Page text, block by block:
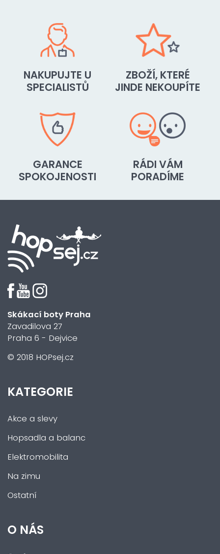
NAKUPUJTE U
SPECIALISTŮ
ZBOŽÍ, KTERÉ
JINDE NEKOUPÍTE
GARANCE
SPOKOJENOSTI
RÁDI VÁM
PORADÍME
Skákací boty Praha
Zavadilova 27
Praha 6 - Dejvice
© 2018 HOPsej.cz
KATEGORIE
Akce a slevy
Hopsadla a balanc
Elektromobilita
Na zimu
Ostatní
O NÁS